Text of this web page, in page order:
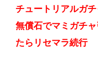
チュートリアルガ
無償石でマミガチ
たらリセマラ続行